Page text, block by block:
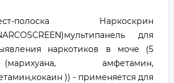
полоска Наркоскрин
для
наркотиков в моче (5
амфетамин,
)) - применяется для